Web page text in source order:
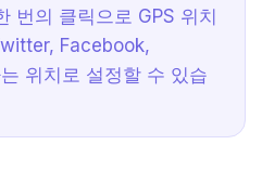
번의 클릭으로 GPS 위치
Facebook,
위치로 설정할 수 있습